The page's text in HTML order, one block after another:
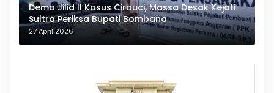
Demo Jilid II Kasus Cirauci, Massa Desak Kejati
Sultra Periksa Bupati Bombana
27 April 2026